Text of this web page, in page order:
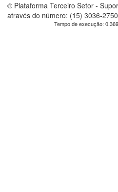
© Plataforma Terceiro Setor -
através do número: (15) 3036-2750
Tempo de execução: